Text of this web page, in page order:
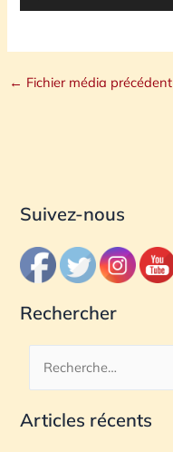
← Fichier média précédent
Suivez-nous
Rechercher
c
Articles récents